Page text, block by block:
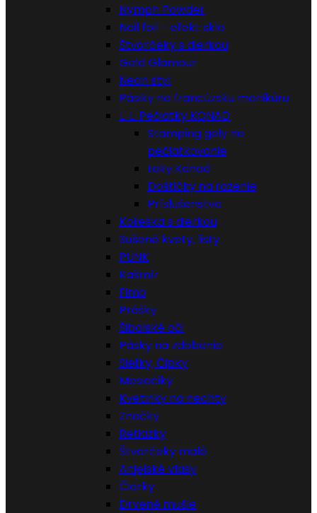
Nymph Powder
Nail foil - efekt skla
Štvorčeky s dierkou
Gold Glamour
Neon styl
Pásiky na francúzsku manikúru
  Pečiatky KONAD
Stamping gely na
pečiatkovanie
Laky Konad
Doštičky na razenie
Príslušenstvo
Kolieska s dierkou
Sušené kvety, listy
PUNK
Kašmír
Fimo
Prášky
Šibalské oči
Pásky na zdobenie
Sieťky, Čipky
Mesiačiky
Kvetinky na nechty
Značky
Retiazky
Štvorčeky malé
Anjelské vlasy
Čiarky
Drvené mušle